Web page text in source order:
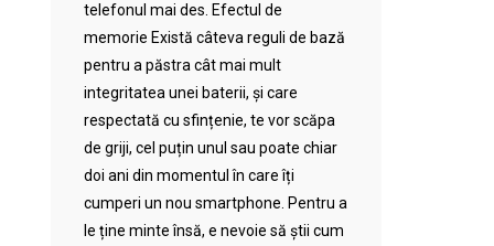
telefonul mai des. Efectul de
memorie Există câteva reguli de bază
pentru a păstra cât mai mult
integritatea unei baterii, și care
respectată cu sfințenie, te vor scăpa
de griji, cel puțin unul sau poate chiar
doi ani din momentul în care îți
cumperi un nou smartphone. Pentru a
le ține minte însă, e nevoie să știi cum